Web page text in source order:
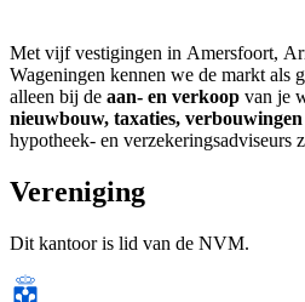
Met vijf vestigingen in Amersfoort,
Wageningen kennen we de markt als
alleen bij de aan- en verkoop van je
nieuwbouw, taxaties,
hypotheek- en verzekeringsadviseurs
Samen vinden we niet alleen een huis,
Vereniging
Dit kantoor is lid van de NVM.